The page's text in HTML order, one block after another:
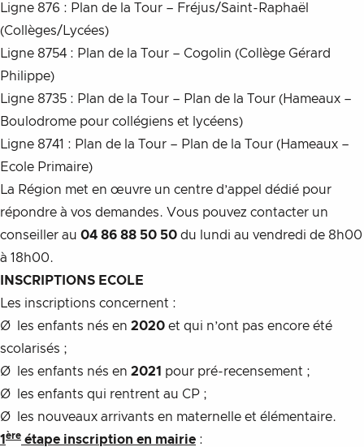
Ligne 876 : Plan de la Tour – Fréjus/Saint-Raphaël
(Collèges/Lycées)
Ligne 8754 : Plan de la Tour – Cogolin (Collège Gérard
Philippe)
Ligne 8735 : Plan de la Tour – Plan de la Tour (Hameaux –
Boulodrome pour collégiens et lycéens)
Ligne 8741 : Plan de la Tour – Plan de la Tour (Hameaux –
Ecole Primaire)
La Région met en œuvre un centre d’appel dédié pour
répondre à vos demandes. Vous pouvez contacter un
conseiller au 04 86 88 50 50 du lundi au vendredi de 8h00
à 18h00.
INSCRIPTIONS ECOLE
Les inscriptions concernent :
Ø les enfants nés en 2020 et qui n’ont pas encore été
scolarisés ;
Ø les enfants nés en 2021 pour pré-recensement ;
Ø les enfants qui rentrent au CP ;
Ø les nouveaux arrivants en maternelle et élémentaire.
1 ère étape inscription en mairie :